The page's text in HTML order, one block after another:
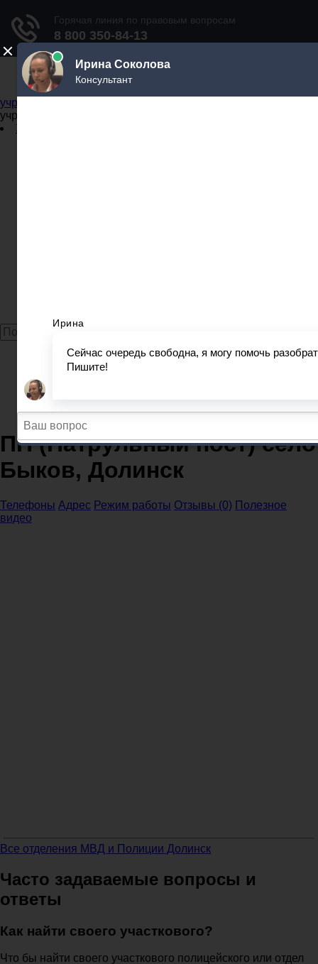
Не официальный справочник государственных
учреждений
учреждений
Задать вопрос юристу
Главная
МВД и ОП Сахалинская область
МВД Долинск
ПП (Патрульный пост) село Быков, Долинск
ПП (Патрульный пост) село
Быков, Долинск
Телефоны Адрес Режим работы Отзывы (0) Полезное
видео
Все отделения МВД и Полиции Долинск
Часто задаваемые вопросы и
ответы
Как найти своего участкового?
Что бы найти своего участкового полицейского или отдел